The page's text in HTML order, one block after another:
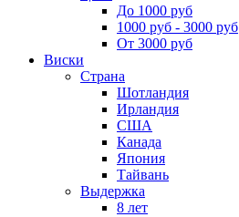
До 1000 руб
1000 руб - 3000 руб
От 3000 руб
Виски
Страна
Шотландия
Ирландия
США
Канада
Япония
Тайвань
Выдержка
8 лет